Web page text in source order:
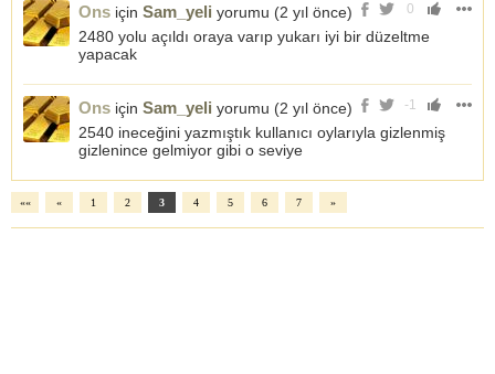
0
Ons için Sam_yeli yorumu (2 yıl önce)
2480 yolu açıldı oraya varıp yukarı iyi bir düzeltme
yapacak
-1
Ons için Sam_yeli yorumu (2 yıl önce)
2540 ineceğini yazmıştık kullanıcı oylarıyla gizlenmiş
gizlenince gelmiyor gibi o seviye
«« « 1 2 3 4 5 6 7 »